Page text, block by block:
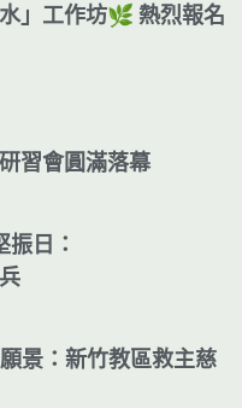
」工作坊🌿 熱烈報名
習會圓滿落幕
日：
景：新竹教區救主慈